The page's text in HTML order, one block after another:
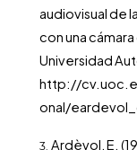
audiovisual de
con una
Universidad
http://
onal/
Ardèvol, E.